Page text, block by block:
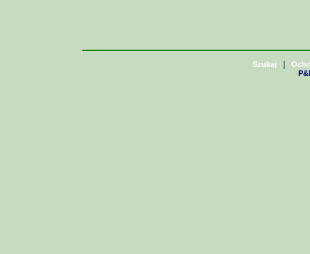
Szukaj